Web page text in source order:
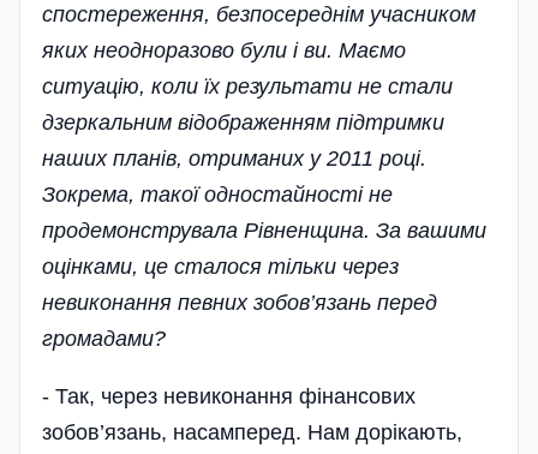
спостереження, безпосереднім учасником
яких неодноразово були і ви. Маємо
ситуацію, коли їх результати не стали
дзеркальним відображенням підтримки
наших планів, отриманих у 2011 році.
Зокрема, такої одностайності не
продемонструвала Рівненщина. За вашими
оцінками, це сталося тільки через
невиконання певних зобов’язань перед
громадами?
- Так, через невиконання фінансових
зобов’язань, насамперед. Нам дорікають,